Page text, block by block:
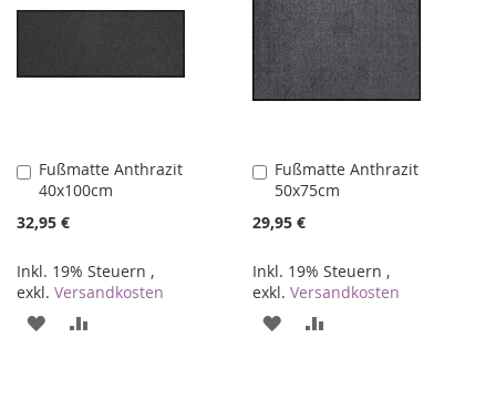
Fußmatte Anthrazit
40x100cm
32,95 €
Inkl. 19% Steuern ,
exkl. Versandkosten
In
den
Warenkorb
ZUR
Fußmatte Anthrazit
50x75cm
29,95 €
Inkl. 19% Steuern ,
exkl.Versandkosten
In
den
Warenkorb
ZUR